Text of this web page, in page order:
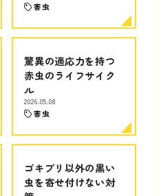
害虫
驚異の適応力を持つ
赤虫のライフサイク
ル
2026.05.08
害虫
ゴキブリ以外の黒い
虫を寄せ付けない対